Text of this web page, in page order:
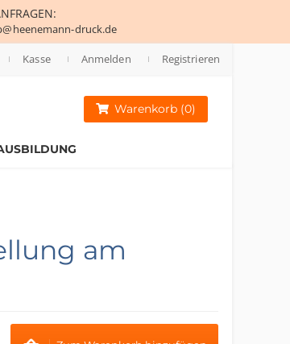
druck.de
Kasse Anmelden Registrieren
Warenkorb (0)
am